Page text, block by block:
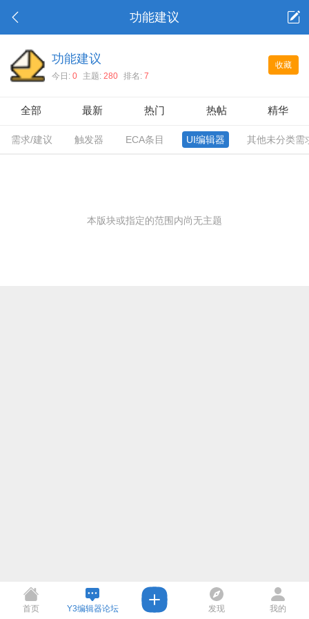
功能建议
收藏
功能建议
今日: 0 主题: 280 排名: 7
全部 最新 热门 热帖 精华
需求/建议 触发器 ECA条目 UI编辑器 其他未分类需
本版块或指定的范围内尚无主题
首页 Y3编辑器论坛 发现 我的